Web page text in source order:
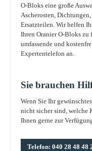
O-Bloks eine große
Ascherosten,
Ersatzteilen. Wir helfen
Ihren Oranier O-Bloks zu
umfassende und
Expertentelefon an.
Sie brauchen
Wenn Sie Ihr
nicht sicher sind, welche
Ihnen gerne zur
Telefon: 040 28 48 48